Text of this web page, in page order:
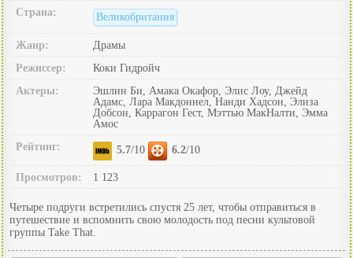
Страна:
Великобритания
Жанр:
Драмы
Режиссер:
Коки Гидройч
Актеры:
Эшлин Би, Амака Окафор, Элис Лоу, Джейд
Адамс, Лара Макдоннел, Нанди Хадсон, Элиза
Добсон, Каррагон Гест, Мэттью МакНалти, Эмма
Амос
Рейтинг:
5.7/10 6.2/10
Просмотров: 1 123
Четыре подруги встретились спустя 25 лет, чтобы отправиться в
путешествие и вспомнить свою молодость под песни культовой
группы Take That.